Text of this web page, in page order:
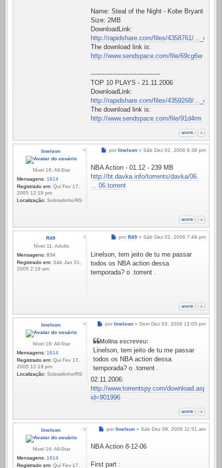
Name: Steal of the Night - Kobe Bryant
Size: 2MB
DownloadLink:
http://rapidshare.com/files/4358761/
The download link is:
http://www.sendspace.com/file/69cg6w
-----------------------------------
TOP 10 PLAYS - 21.11.2006
DownloadLink:
http://rapidshare.com/files/4359268/
The download link is:
http://www.sendspace.com/file/91d4rm
linelson
Nível 16: All-Star
Mensagens: 1614
Registrado em: Qui Fev 17,
2005 12:19 pm
Localização: Sobradinho/RS
Mensagem
por linelson » Sáb Dez 02, 2006 6:38 pm
NBA Action - 01.12 - 239 MB
http://bt.davka.info/torrents/davka/06.
... 06.torrent
R49
Nível 11: Adulto
Mensagens: 834
Registrado em: Sáb Jan 01,
2005 2:19 am
Mensagem
por R49 » Sáb Dez 02, 2006 7:49 pm
Linelson, tem jeito de tu me passar
todos os NBA action dessa
temporada? o .torrent .
linelson
Nível 16: All-Star
Mensagens: 1614
Registrado em: Qui Fev 17,
2005 12:19 pm
Localização: Sobradinho/RS
Mensagem
por linelson » Dom Dez 03, 2006 12:05 pm
Molina escreveu:
Linelson, tem jeito de tu me passar
todos os NBA action dessa
temporada? o .torrent .
02.11.2006:
http://www.torrentspy.com/download.asp?
id=901996
linelson
Nível 16: All-Star
Mensagens: 1614
Registrado em: Qui Fev 17,
Mensagem
por linelson » Sáb Dez 09, 2006 11:51 am
NBA Action 8-12-06
First part :